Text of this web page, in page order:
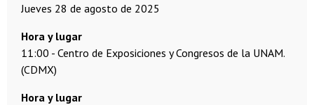
jueves 28 de agosto de 2025
Hora y lugar
11:00
Centro de Exposiciones y Congresos de la UNAM.
(CDMX)